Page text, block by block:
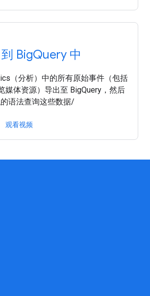
BigQuery 中
（分析）中的所有原始事件（包括
媒体资源）导出至 BigQuery，然后
语法查询这些数据/
观看视频